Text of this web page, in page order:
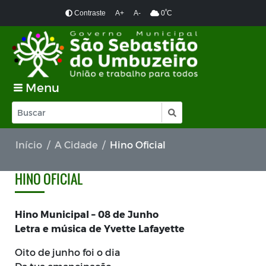
Contraste A+ A- 0ºC
Menu
Início A Cidade Hino Oficial
HINO OFICIAL
Hino Municipal – 08 de Junho
Letra e música de Yvette Lafayette
Oito de junho foi o dia